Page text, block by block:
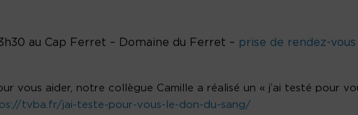
au Cap Ferret – Domaine du Ferret – prise de rendez-vous
vous aider, notre collègue Camille a réalisé un « j’ai testé pour
tvba.fr/jai-teste-pour-vous-le-don-du-sang/